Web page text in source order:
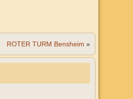
ROTER TURM Bensheim »